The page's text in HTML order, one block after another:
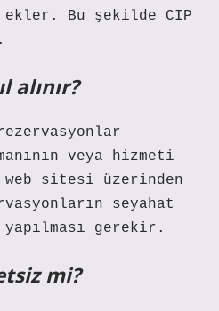
Bu şekilde CIP
alınır?
veya hizmeti
sitesi üzerinden
seyahat
gerekir.
mi?